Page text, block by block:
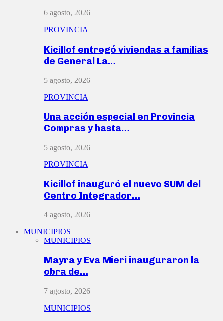
6 agosto, 2026
PROVINCIA
Kicillof entregó viviendas a familias
de General La…
5 agosto, 2026
PROVINCIA
Una acción especial en Provincia
Compras y hasta…
5 agosto, 2026
PROVINCIA
Kicillof inauguró el nuevo SUM del
Centro Integrador…
4 agosto, 2026
MUNICIPIOS
MUNICIPIOS
Mayra y Eva Mieri inauguraron la
obra de…
7 agosto, 2026
MUNICIPIOS